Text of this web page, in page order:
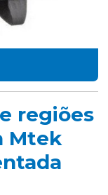
regiões
Mtek